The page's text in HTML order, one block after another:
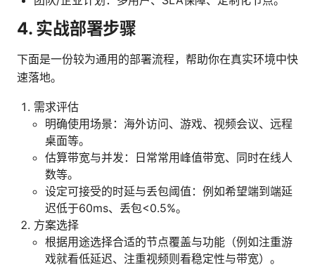
4. 实战部署步骤
下面是一份较为通用的部署流程，帮助你在真实环境中快
速落地。
需求评估
明确使用场景：海外访问、游戏、视频会议、远程
桌面等。
估算带宽与并发：日常常用峰值带宽、同时在线人
数等。
设定可接受的时延与丢包阈值：例如希望端到端延
迟低于60ms、丢包<0.5%。
方案选择
根据用途选择合适的节点覆盖与功能（例如注重游
戏就看低延迟、注重视频则看稳定性与带宽）。